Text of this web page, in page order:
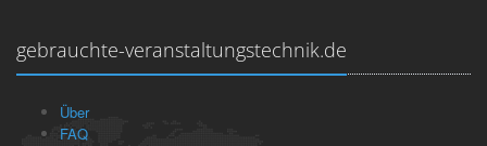
gebrauchte-veranstaltungstechnik.de
Über
FAQ